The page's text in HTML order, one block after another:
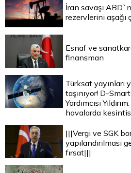
İran savaşı
rezervlerini aşağı
Esnaf ve
finansman
Türksat yayınları
taşınıyor! D-
Yardımcısı
havalarda
|||Vergi ve SGK
yapılandırılması
fırsat|||